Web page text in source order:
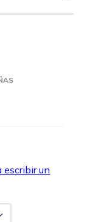
escribir un